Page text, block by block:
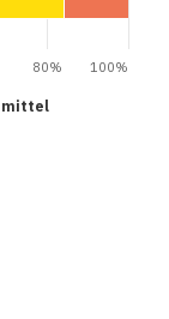
mittel
80% 100%